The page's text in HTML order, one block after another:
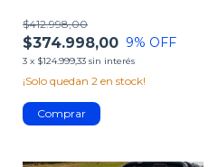
$374.998,00
$412.998,00
9% OFF
3 x $124.999,33 sin interés
¡Solo quedan 2 en stock!